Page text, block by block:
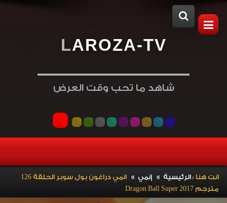
LAROZA-TV
شاهد ما تحب وقت العرض
انت هنا :الرئيسية » إنمي »
انمي دراغون بول سوبر الحلقة 126
مترجم Dragon Ball Super 2017